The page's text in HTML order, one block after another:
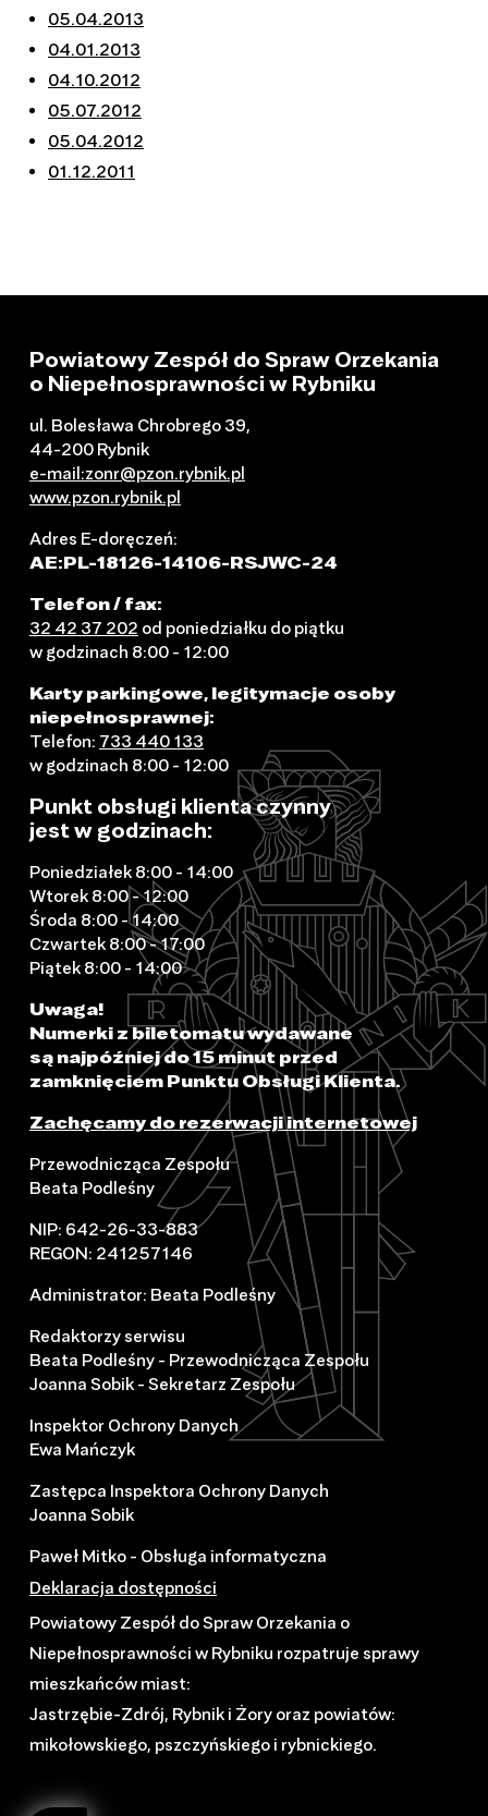
05.04.2013
04.01.2013
04.10.2012
05.07.2012
05.04.2012
01.12.2011
Powiatowy Zespół do Spraw Orzekania
o Niepełnosprawności w Rybniku
ul. Bolesława Chrobrego 39,
44-200 Rybnik
e-mail:zonr@pzon.rybnik.pl
www.pzon.rybnik.pl
Adres E-doręczeń:
AE:PL-18126-14106-RSJWC-24
Telefon / fax:
32 42 37 202 od poniedziałku do piątku
w godzinach 8:00 - 12:00
Karty parkingowe, legitymacje osoby
niepełnosprawnej:
Telefon: 733 440 133
w godzinach 8:00 - 12:00
Punkt obsługi klienta czynny
jest w godzinach:
Poniedziałek 8:00 - 14:00
Wtorek 8:00 - 12:00
Środa 8:00 - 14:00
Czwartek 8:00 - 17:00
Piątek 8:00 - 14:00
Uwaga!
Numerki z biletomatu wydawane
są najpóźniej do 15 minut przed
zamknięciem Punktu Obsługi Klienta.
Zachęcamy do rezerwacji internetowej
Przewodnicząca Zespołu
Beata Podleśny
NIP: 642-26-33-883
REGON: 241257146
Administrator: Beata Podleśny
Redaktorzy serwisu
Beata Podleśny - Przewodnicząca Zespołu
Joanna Sobik - Sekretarz Zespołu
Inspektor Ochrony Danych
Ewa Mańczyk
Zastępca Inspektora Ochrony Danych
Joanna Sobik
Paweł Mitko - Obsługa informatyczna
Deklaracja dostępności
Powiatowy Zespół do Spraw Orzekania o
Niepełnosprawności w Rybniku rozpatruje sprawy
mieszkańców miast:
Jastrzębie-Zdrój, Rybnik i Żory oraz powiatów:
mikołowskiego, pszczyńskiego i rybnickiego.